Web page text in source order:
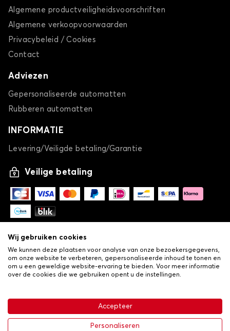
€ 113,43
Algemene productveiligheidsvoorschriften
Algemene verkoopvoorwaarden
Privacybeleid / Cookies
Contact
Adviezen
Gepersonaliseerde automatten
Rubberen automatten
INFORMATIE
Levering/Veiligde betaling/Garantie
Veilige betaling
Algemene verkoopvoorwaarden•Privacy- en cookiebeleid
•Livraison
Wij gebruiken cookies
We kunnen deze plaatsen voor analyse van onze bezoekersgegevens,
om onze website te verbeteren, gepersonaliseerde inhoud te tonen en
om u een geweldige website-ervaring te bieden. Voor meer informatie
over de cookies die we gebruiken opent u de instellingen.
Accepteer
Personaliseren